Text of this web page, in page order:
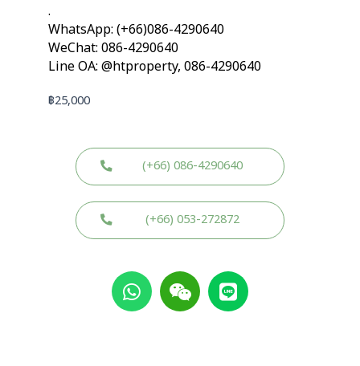
.
WhatsApp: (+66)086-4290640
WeChat: 086-4290640
Line OA: @htproperty, 086-4290640
฿25,000
(+66) 086-4290640
(+66) 053-272872
W
h
a
W
e
i
L
i
n